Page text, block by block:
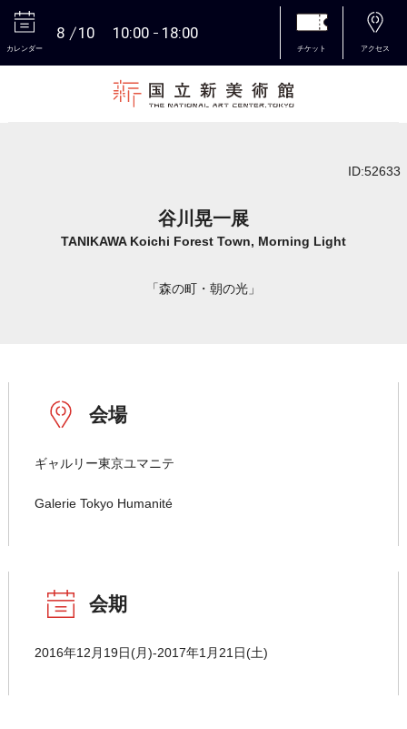
カレンダー
8 10 10:00 18:00
チケット アクセス
ID:52633
谷川晃一展
TANIKAWA Koichi Forest Town, Morning Light
「森の町・朝の光」
会場
ギャルリー東京ユマニテ
Galerie Tokyo Humanité
会期
2016年12月19日(月)-2017年1月21日(土)